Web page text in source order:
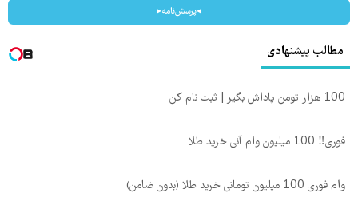
◂پرسش‌نامه▸
مطالب پیشنهادی
100 هزار تومن پاداش بگیر | ثبت نام کن
فوری‼️ 100 میلیون وام آنی خرید طلا
وام فوری 100 میلیون تومانی خرید طلا (بدون ضامن)